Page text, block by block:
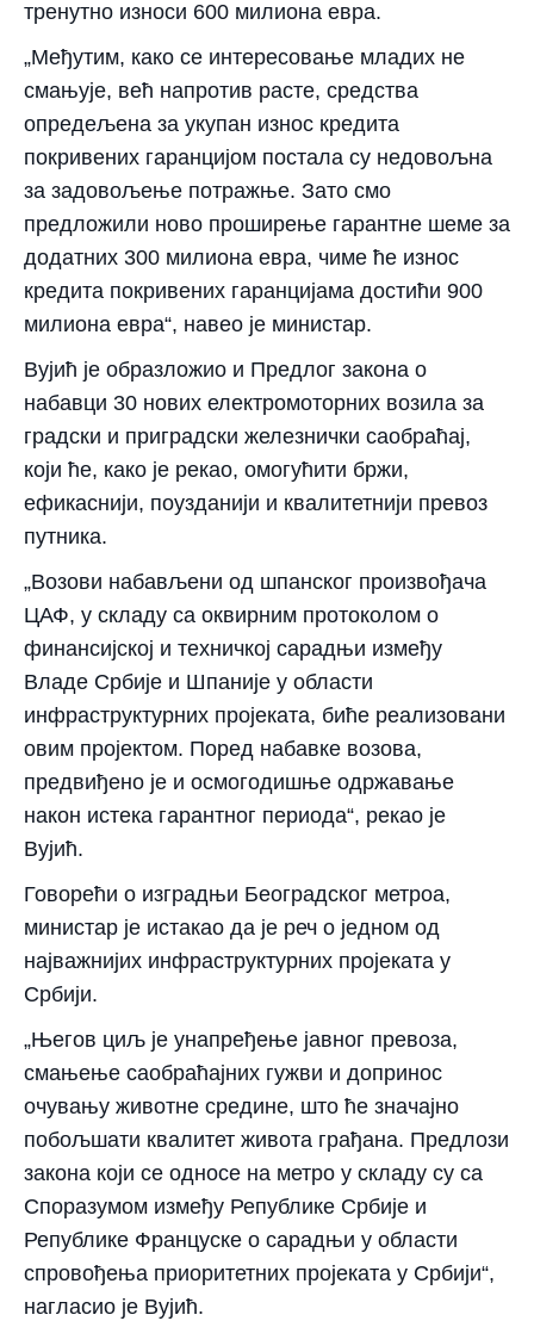
тренутно износи 600 милиона евра.
„Међутим, како се интересовање младих не
смањује, већ напротив расте, средства
опредељена за укупан износ кредита
покривених гаранцијом постала су недовољна
за задовољење потражње. Зато смо
предложили ново проширење гарантне шеме за
додатних 300 милиона евра, чиме ће износ
кредита покривених гаранцијама достићи 900
милиона евра“, навео је министар.
Вујић је образложио и Предлог закона о
набавци 30 нових електромоторних возила за
градски и приградски железнички саобраћај,
који ће, како је рекао, омогућити бржи,
ефикаснији, поузданији и квалитетнији превоз
путника.
„Возови набављени од шпанског произвођача
ЦАФ, у складу са оквирним протоколом о
финансијској и техничкој сарадњи између
Владе Србије и Шпаније у области
инфраструктурних пројеката, биће реализовани
овим пројектом. Поред набавке возова,
предвиђено је и осмогодишње одржавање
након истека гарантног периода“, рекао је
Вујић.
Говорећи о изградњи Београдског метроа,
министар је истакао да је реч о једном од
најважнијих инфраструктурних пројеката у
Србији.
„Његов циљ је унапређење јавног превоза,
смањење саобраћајних гужви и допринос
очувању животне средине, што ће значајно
побољшати квалитет живота грађана. Предлози
закона који се односе на метро у складу су са
Споразумом између Републике Србије и
Републике Француске о сарадњи у области
спровођења приоритетних пројеката у Србији“,
нагласио је Вујић.